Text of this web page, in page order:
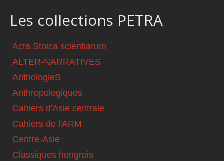
Les collections PETRA
Acta Stoica scientiarum
ALTER-NARRATIVES
AnthologieS
Anthropologiques
Cahiers d'Asie centrale
Cahiers de l'ARM
Centre-Asie
Classiques hongrois